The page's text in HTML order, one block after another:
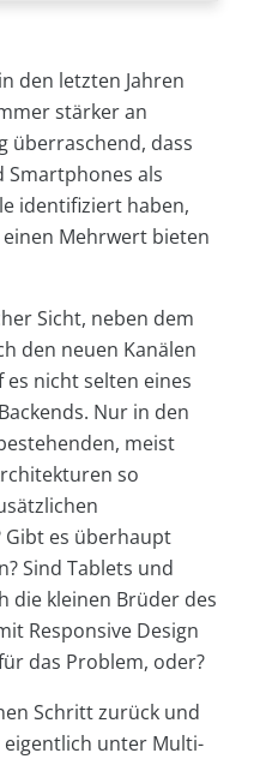
den letzten Jahren
stärker an
überraschend, dass
Smartphones als
identifiziert haben,
Mehrwert bieten
Sicht, neben dem
den neuen Kanälen
nicht selten eines
Nur in den
meist
so
Gibt es überhaupt
Sind Tablets und
die kleinen Brüder des
Responsive Design
das Problem, oder?
Schritt zurück und
eigentlich unter Multi-